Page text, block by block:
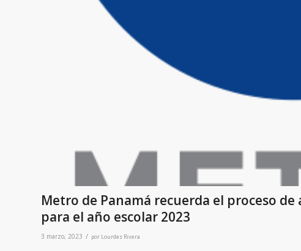
Metro de Panamá recuerda el proceso
para el año escolar 2023
3 marzo, 2023 / por Lourdes Rivera